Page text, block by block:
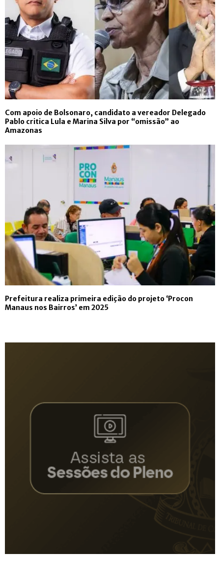
Com apoio de Bolsonaro, candidato a vereador Delegado
Pablo critica Lula e Marina Silva por “omissão” ao
Amazonas
Prefeitura realiza primeira edição do projeto ‘Procon
Manaus nos Bairros’ em 2025